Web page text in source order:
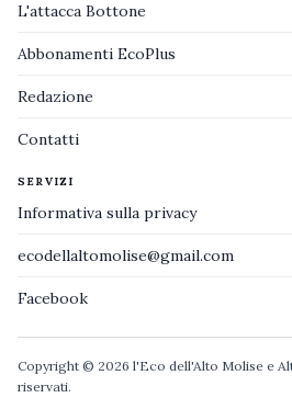
L'attacca Bottone
Abbonamenti EcoPlus
Redazione
Contatti
SERVIZI
Informativa sulla privacy
ecodellaltomolise@gmail.com
Facebook
Copyright © 2026 l'Eco dell'Alto Molise e
riservati.